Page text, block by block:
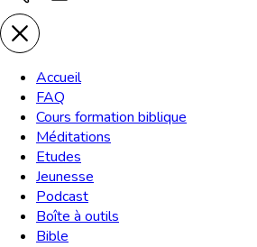
Accueil
FAQ
Cours formation biblique
Méditations
Etudes
Jeunesse
Podcast
Boîte à outils
Bible